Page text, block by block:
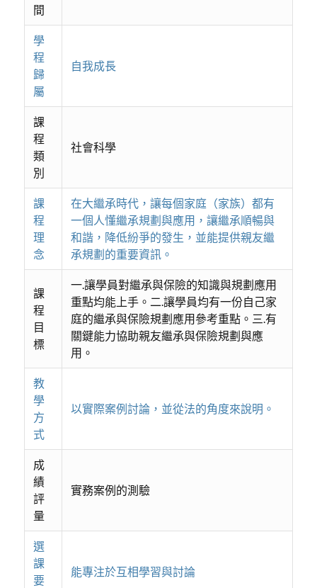
間
學
程
歸
屬
自我成長
課
程
類
別
社會科學
課
程
理
念
在大繼承時代，讓每個家庭（家族）都有
一個人懂繼承規劃與應用，讓繼承順暢與
和諧，降低紛爭的發生，並能提供親友繼
承規劃的重要資訊。
課
程
目
標
一.讓學員對繼承與保險的知識與規劃應用
重點均能上手。二.讓學員均有一份自己家
庭的繼承與保險規劃應用參考重點。三.有
關鍵能力協助親友繼承與保險規劃與應
用。
教
學
方
式
以實際案例討論，並從法的角度來說明。
成
績
評
量
實務案例的測驗
選
課
要
能專注於互相學習與討論